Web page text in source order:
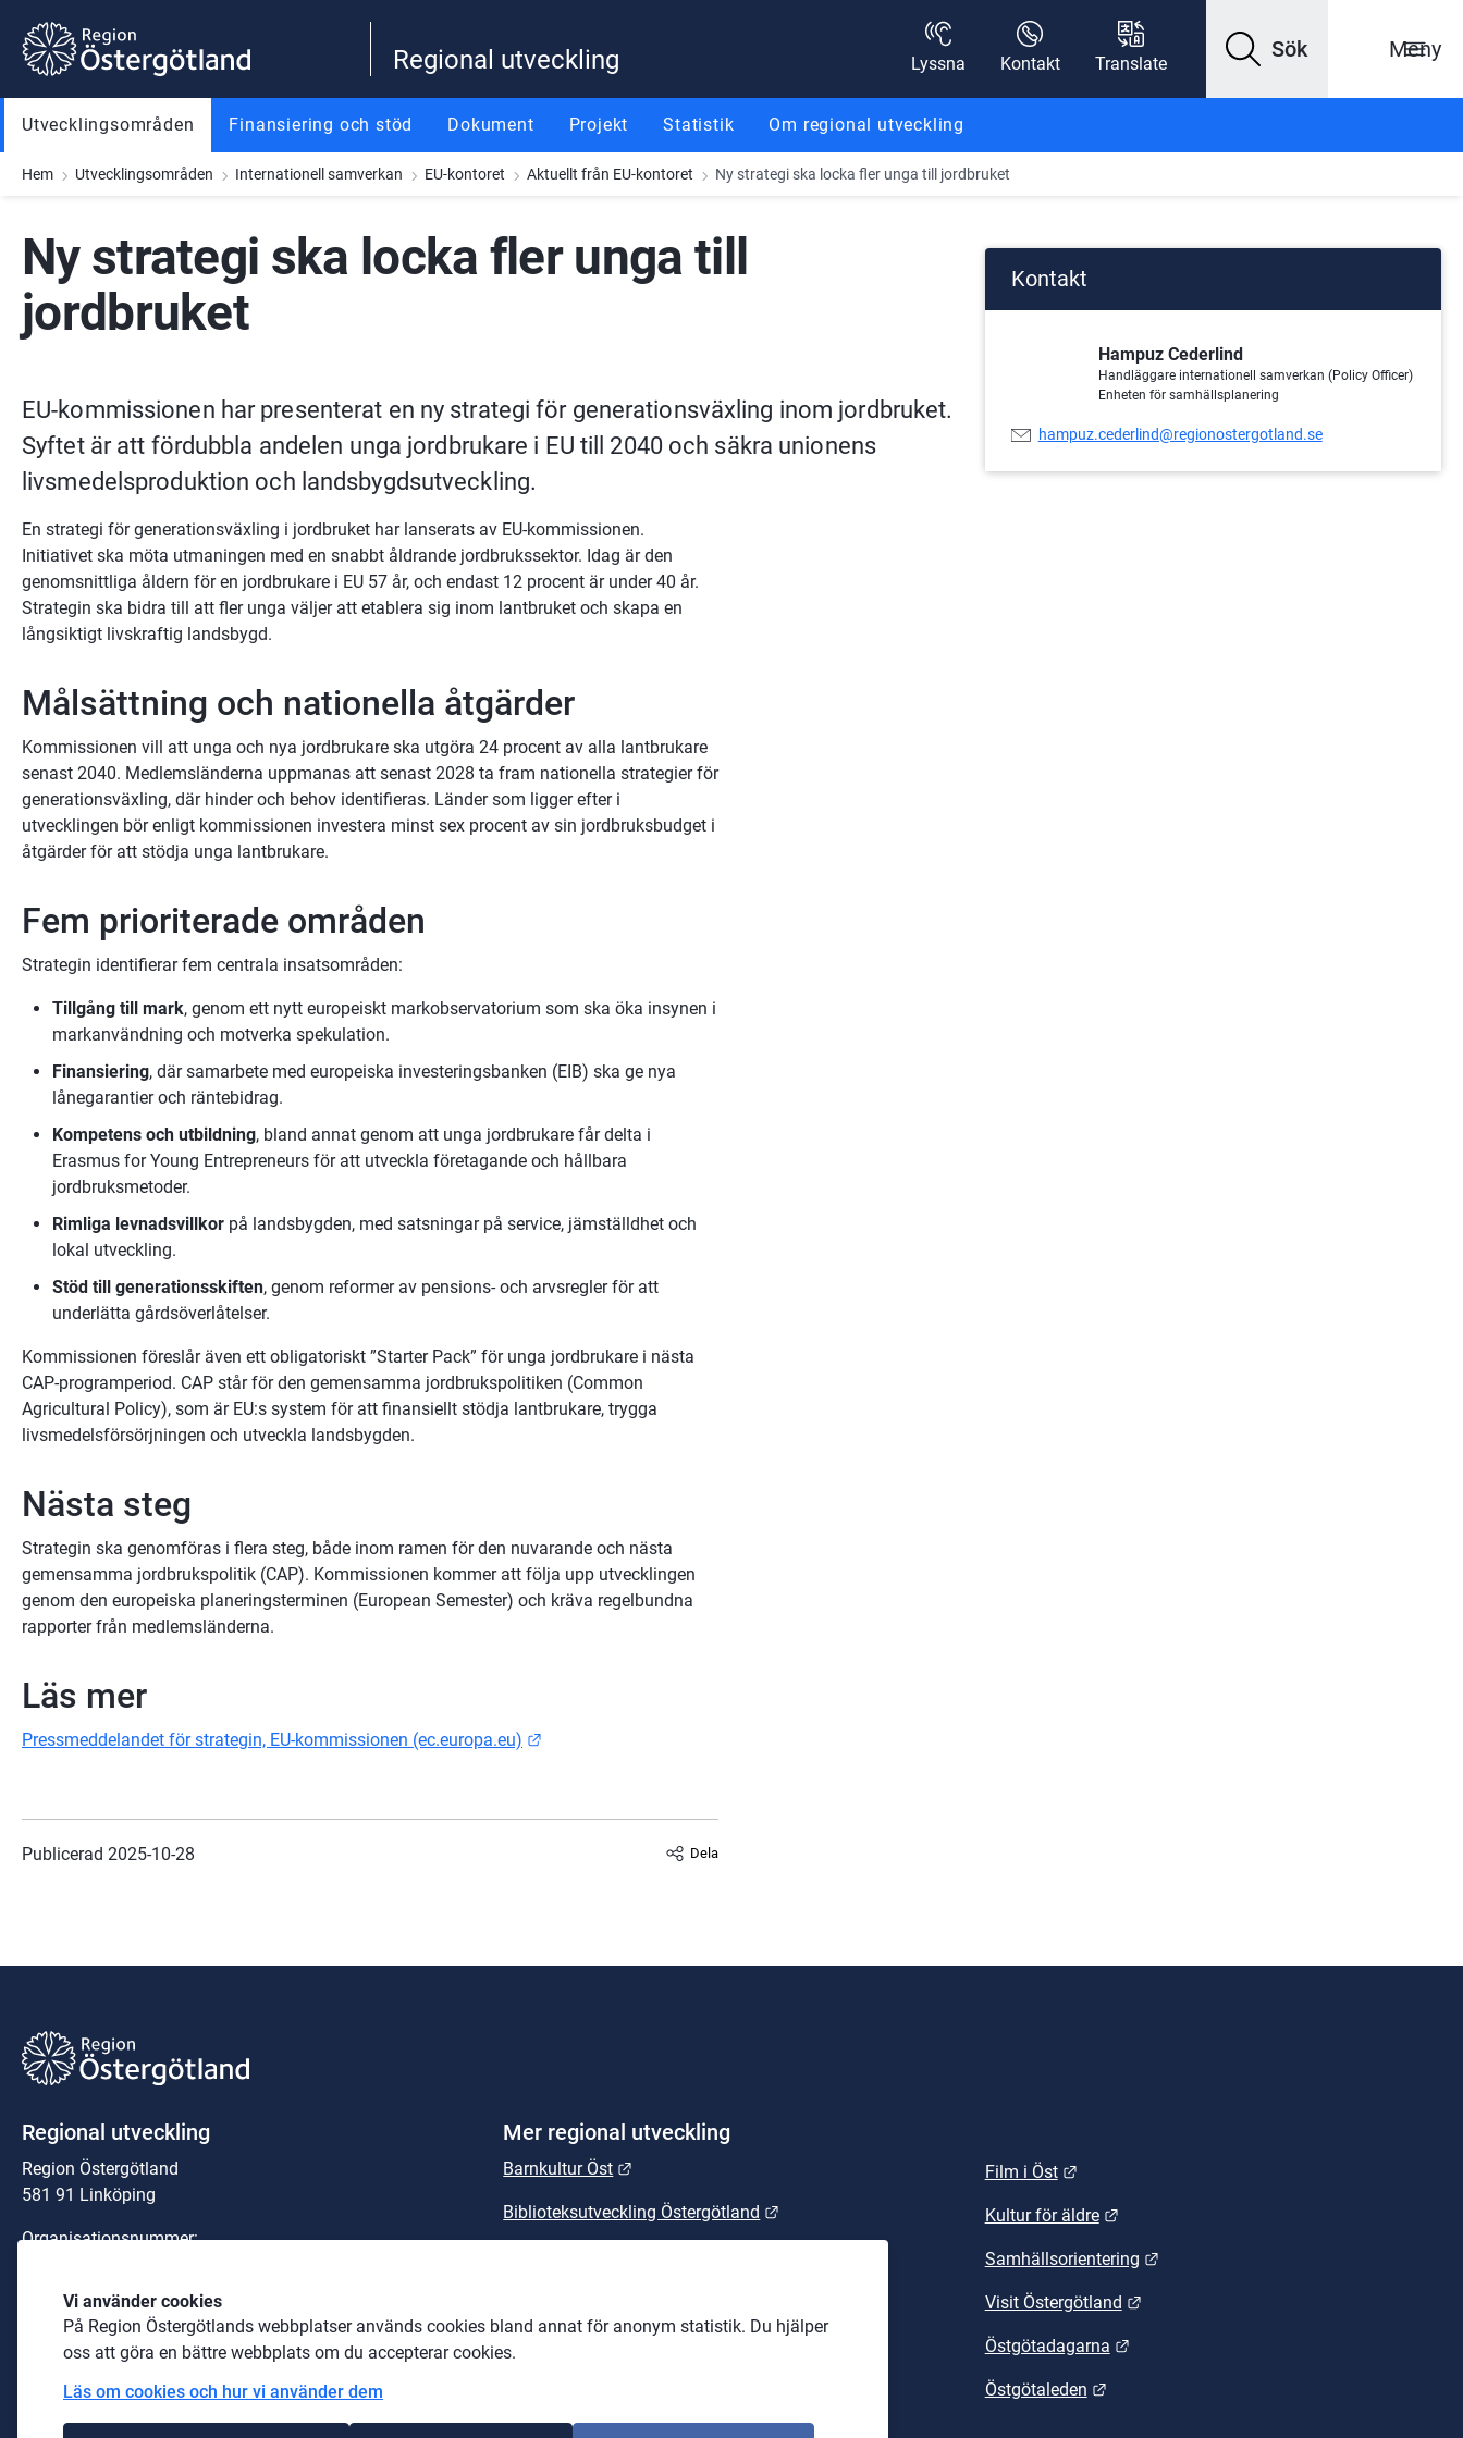
Vi använder cookies
På Region Östergötlands webbplatser används cookies bland annat för anonym statistik. Du hjälper
oss att göra en bättre webbplats om du accepterar cookies.
Läs om cookies och hur vi använder dem
Gå till innehåll
Gå till meny
Gå till sidfot
Regional utveckling Lyssna Kontakt Translate
Sök Meny
Utvecklingsområden Finansiering och stöd Dokument Projekt Statistik Om regional utveckling
Hem Utvecklingsområden Internationell samverkan EU-kontoret Aktuellt från EU-kontoret Ny strategi ska locka fler unga till jordbruket
Ny strategi ska locka fler unga till
jordbruket
EU-kommissionen har presenterat en ny strategi för generationsväxling inom jordbruket.
Syftet är att fördubbla andelen unga jordbrukare i EU till 2040 och säkra unionens
livsmedelsproduktion och landsbygdsutveckling.
En strategi för generationsväxling i jordbruket har lanserats av EU-kommissionen.
Initiativet ska möta utmaningen med en snabbt åldrande jordbrukssektor. Idag är den
genomsnittliga åldern för en jordbrukare i EU 57 år, och endast 12 procent är under 40 år.
Strategin ska bidra till att fler unga väljer att etablera sig inom lantbruket och skapa en
långsiktigt livskraftig landsbygd.
Målsättning och nationella åtgärder
Kommissionen vill att unga och nya jordbrukare ska utgöra 24 procent av alla lantbrukare
senast 2040. Medlemsländerna uppmanas att senast 2028 ta fram nationella strategier för
generationsväxling, där hinder och behov identifieras. Länder som ligger efter i
utvecklingen bör enligt kommissionen investera minst sex procent av sin jordbruksbudget i
åtgärder för att stödja unga lantbrukare.
Fem prioriterade områden
Strategin identifierar fem centrala insatsområden:
Tillgång till mark, genom ett nytt europeiskt markobservatorium som ska öka insynen i
markanvändning och motverka spekulation.
Finansiering, där samarbete med europeiska investeringsbanken (EIB) ska ge nya
lånegarantier och räntebidrag.
Kompetens och utbildning, bland annat genom att unga jordbrukare får delta i
Erasmus for Young Entrepreneurs för att utveckla företagande och hållbara
jordbruksmetoder.
Rimliga levnadsvillkor på landsbygden, med satsningar på service, jämställdhet och
lokal utveckling.
Stöd till generationsskiften, genom reformer av pensions- och arvsregler för att
underlätta gårdsöverlåtelser.
Kommissionen föreslår även ett obligatoriskt ”Starter Pack” för unga jordbrukare i nästa
CAP-programperiod. CAP står för den gemensamma jordbrukspolitiken (Common
Agricultural Policy), som är EU:s system för att finansiellt stödja lantbrukare, trygga
livsmedelsförsörjningen och utveckla landsbygden.
Nästa steg
Strategin ska genomföras i flera steg, både inom ramen för den nuvarande och nästa
gemensamma jordbrukspolitik (CAP). Kommissionen kommer att följa upp utvecklingen
genom den europeiska planeringsterminen (European Semester) och kräva regelbundna
rapporter från medlemsländerna.
Läs mer
Pressmeddelandet för strategin, EU-kommissionen (ec.europa.eu)
Publicerad 2025-10-28 Dela
Kontakt
Hampuz Cederlind
Handläggare internationell samverkan (Policy Officer)
Enheten för samhällsplanering
E-
hampuz.cederlind@regionostergotland.se
Regional utveckling
Region Östergötland
581 91 Linköping
Organisationsnummer:
Telefon: 010-103 00 00 (växel)
E-post: region@regionostergotland.se
Pressrum Länk till annan webbplats.
Mer regional utveckling
Barnkultur Öst
Biblioteksutveckling Östergötland
Film i Öst Länk till annan webbplats.
Kultur för äldre Länk till annan webbplats.
Samhällsorientering Länk till annan webbplats.
Visit Östergötland Länk till annan webbplats.
Östgötadagarna Länk till annan webbplats.
Östgötaleden Länk till annan webbplats.